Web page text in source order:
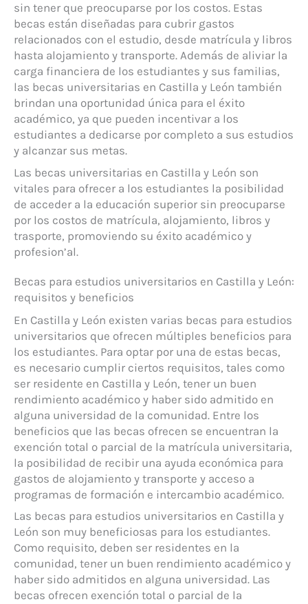
sin tener que preocuparse por los costos. Estas
becas están diseñadas para cubrir gastos
relacionados con el estudio, desde matrícula y libros
hasta alojamiento y transporte. Además de aliviar la
carga financiera de los estudiantes y sus familias,
las becas universitarias en Castilla y León también
brindan una oportunidad única para el éxito
académico, ya que pueden incentivar a los
estudiantes a dedicarse por completo a sus estudios
y alcanzar sus metas.
Las becas universitarias en Castilla y León son
vitales para ofrecer a los estudiantes la posibilidad
de acceder a la educación superior sin preocuparse
por los costos de matrícula, alojamiento, libros y
trasporte, promoviendo su éxito académico y
profesion’al.
Becas para estudios universitarios en Castilla y León:
requisitos y beneficios
En Castilla y León existen varias becas para estudios
universitarios que ofrecen múltiples beneficios para
los estudiantes. Para optar por una de estas becas,
es necesario cumplir ciertos requisitos, tales como
ser residente en Castilla y León, tener un buen
rendimiento académico y haber sido admitido en
alguna universidad de la comunidad. Entre los
beneficios que las becas ofrecen se encuentran la
exención total o parcial de la matrícula universitaria,
la posibilidad de recibir una ayuda económica para
gastos de alojamiento y transporte y acceso a
programas de formación e intercambio académico.
Las becas para estudios universitarios en Castilla y
León son muy beneficiosas para los estudiantes.
Como requisito, deben ser residentes en la
comunidad, tener un buen rendimiento académico y
haber sido admitidos en alguna universidad. Las
becas ofrecen exención total o parcial de la